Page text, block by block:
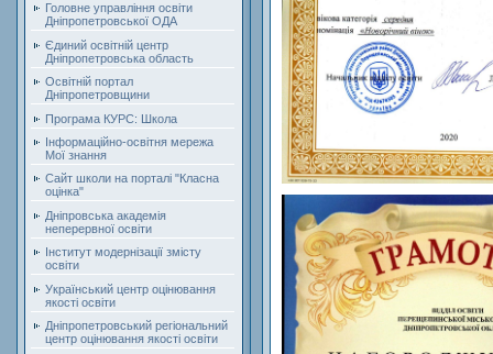
Головне управління освіти
Дніпропетровської ОДА
Єдиний освітній центр
Дніпропетровська область
Освітній портал
Дніпропетровщини
Програма КУРС: Школа
Інформаційно-освітня мережа
Мої знання
Сайт школи на порталі "Класна
оцінка"
Дніпровська академія
неперервної освіти
Інститут модернізації змісту
освіти
Український центр оцінювання
якості освіти
Дніпропетровський регіональний
центр оцінювання якості освіти